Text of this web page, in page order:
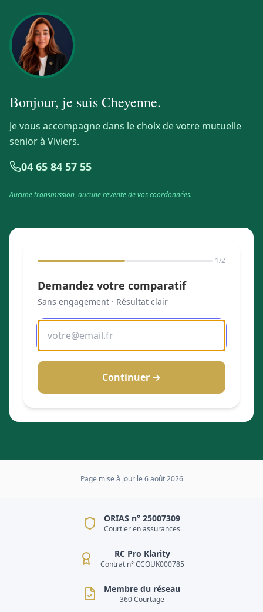
Bonjour, je suisCheyenne.
Je vous accompagne dans le choix de votre mutuelle
senior à Viviers.
04 65 84 57 55
Aucune transmission, aucune revente de vos coordonnées.
1/2
Demandez votre comparatif
Sans engagement · Résultat clair
Continuer →
Page mise à jour le 6 août 2026
ORIAS n° 25007309
Courtier en assurances
RC Pro Klarity
Contrat n° CCOUK000785
Membre du réseau
360 Courtage